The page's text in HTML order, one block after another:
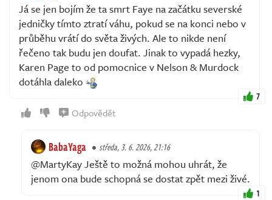
Já se jen bojím že ta smrt Faye na začátku severské
jedničky tímto ztratí váhu, pokud se na konci nebo v
průběhu vrátí do světa živých. Ale to nikde není
řečeno tak budu jen doufat. Jinak to vypadá hezky,
Karen Page to od pomocnice v Nelson & Murdock
dotáhla daleko
7
Odpovědět
BabaYaga středa, 3. 6. 2026, 21:16
@MartyKay Ještě to možná mohou uhrát, že
jenom ona bude schopná se dostat zpět mezi živé.
1